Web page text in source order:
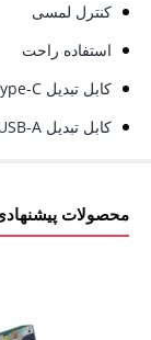
کنترل لمسی
استفاده راحت
کابل تبدیل Type-C به لایتنینگ
کابل تبدیل USB-A به لایتنینگ
محصولات